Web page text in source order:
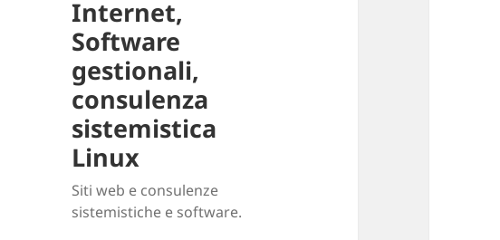
Internet,
Software
gestionali,
consulenza
sistemistica
Linux
Siti web e consulenze
sistemistiche e software.